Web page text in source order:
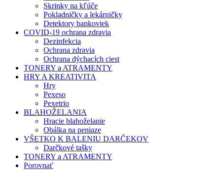
Skrinky na kľúče
Pokladničky a lekárničky
Detektory bankoviek
COVID-19 ochrana zdravia
Dezinfekcia
Ochrana zdravia
Ochrana dýchacích ciest
TONERY a ATRAMENTY
HRY A KREATIVITA
Hry
Pexeso
Pexetrio
BLAHOŽELANIA
Hracie blahoželanie
Obálka na peniaze
VŠETKO K BALENIU DARČEKOV
Darčkové tašky
TONERY a ATRAMENTY
Porovnať